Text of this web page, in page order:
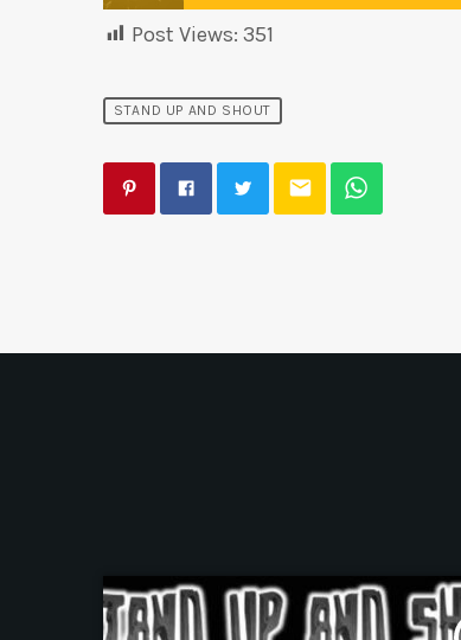
Post Views: 351
STAND UP AND SHOUT
email